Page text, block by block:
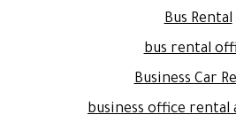
Bus Rental
bus rental
Business Car
business office rental